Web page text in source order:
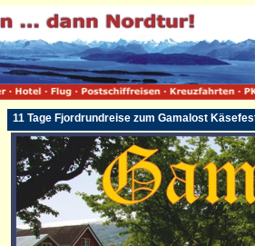
11 Tage Fjordrundreise zum Gamalost